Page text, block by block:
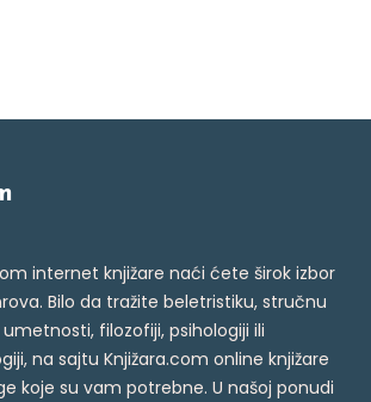
internet knjižare naći ćete širok izbor
Bilo da tražite beletristiku, stručnu
filozofiji, psihologiji ili
na sajtu Knjižara.com online knjižare
koje su vam potrebne. U našoj ponudi